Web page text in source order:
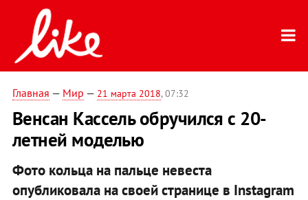
Главная — Мир — 21 марта 2018, 07:32
Венсан Кассель обручился с 20-
летней моделью
Фото кольца на пальце невеста
опубликовала на своей странице в Instagram